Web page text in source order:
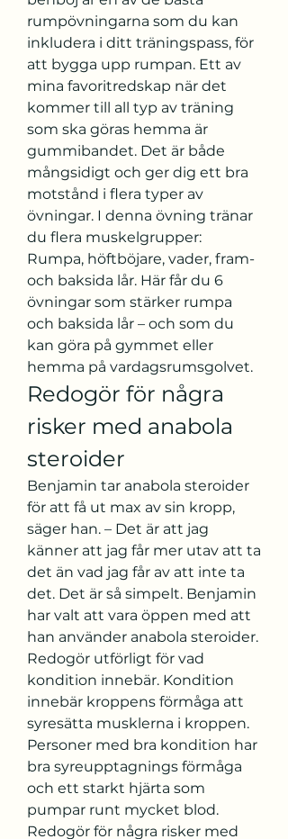
rumpövningarna som du kan
inkludera i ditt träningspass, för
att bygga upp rumpan. Ett av
mina favoritredskap när det
kommer till all typ av träning
som ska göras hemma är
gummibandet. Det är både
mångsidigt och ger dig ett bra
motstånd i flera typer av
övningar. I denna övning tränar
du flera muskelgrupper:
Rumpa, höftböjare, vader, fram-
och baksida lår. Här får du 6
övningar som stärker rumpa
och baksida lår – och som du
kan göra på gymmet eller
hemma på vardagsrumsgolvet.
Redogör för några
risker med anabola
steroider
Benjamin tar anabola steroider
för att få ut max av sin kropp,
säger han. – Det är att jag
känner att jag får mer utav att ta
det än vad jag får av att inte ta
det. Det är så simpelt. Benjamin
har valt att vara öppen med att
han använder anabola steroider.
Redogör utförligt för vad
kondition innebär. Kondition
innebär kroppens förmåga att
syresätta musklerna i kroppen.
Personer med bra kondition har
bra syreupptagnings förmåga
och ett starkt hjärta som
pumpar runt mycket blod.
Redogör för några risker med